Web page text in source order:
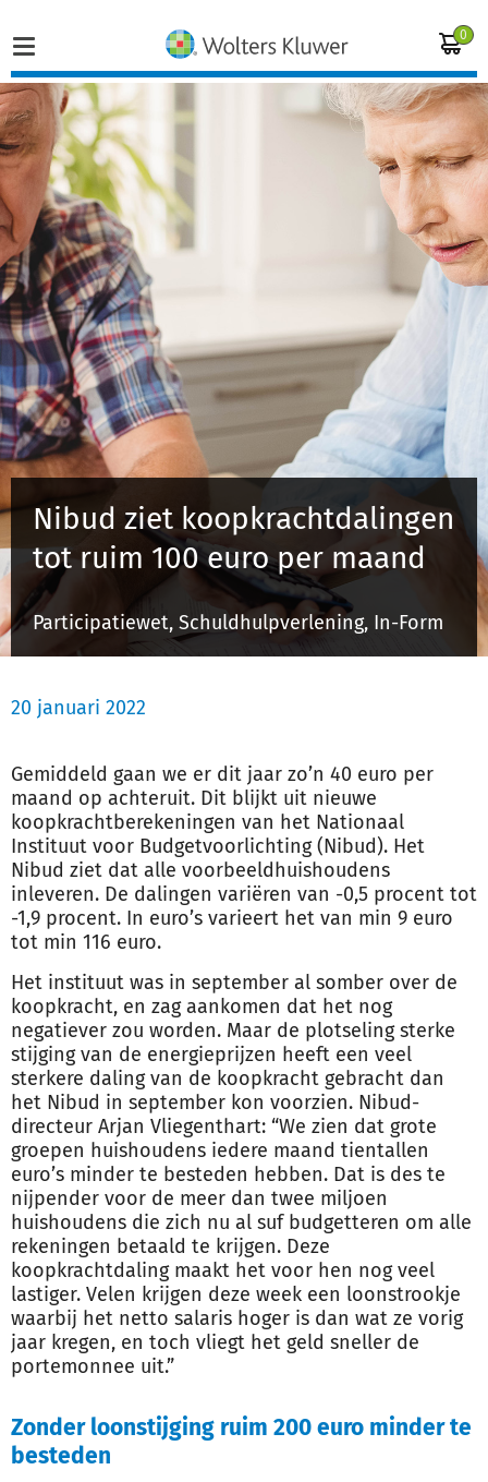
0
Home
Vakgebieden
Actueel
Producten
Opleidingen
Juridisch advies
Inloggen
Registreren
Nibud ziet koopkrachtdalingen
tot ruim 100 euro per maand
Participatiewet, Schuldhulpverlening, In-Form
20 januari 2022
Gemiddeld gaan we er dit jaar zo’n 40 euro per
maand op achteruit. Dit blijkt uit nieuwe
koopkrachtberekeningen van het Nationaal
Instituut voor Budgetvoorlichting (Nibud). Het
Nibud ziet dat alle voorbeeldhuishoudens
inleveren. De dalingen variëren van -0,5 procent tot
-1,9 procent. In euro’s varieert het van min 9 euro
tot min 116 euro.
Het instituut was in september al somber over de
koopkracht, en zag aankomen dat het nog
negatiever zou worden. Maar de plotseling sterke
stijging van de energieprijzen heeft een veel
sterkere daling van de koopkracht gebracht dan
het Nibud in september kon voorzien. Nibud-
directeur Arjan Vliegenthart: “We zien dat grote
groepen huishoudens iedere maand tientallen
euro’s minder te besteden hebben. Dat is des te
nijpender voor de meer dan twee miljoen
huishoudens die zich nu al suf budgetteren om alle
rekeningen betaald te krijgen. Deze
koopkrachtdaling maakt het voor hen nog veel
lastiger. Velen krijgen deze week een loonstrookje
waarbij het netto salaris hoger is dan wat ze vorig
jaar kregen, en toch vliegt het geld sneller de
portemonnee uit.”
Zonder loonstijging ruim 200 euro minder te
besteden